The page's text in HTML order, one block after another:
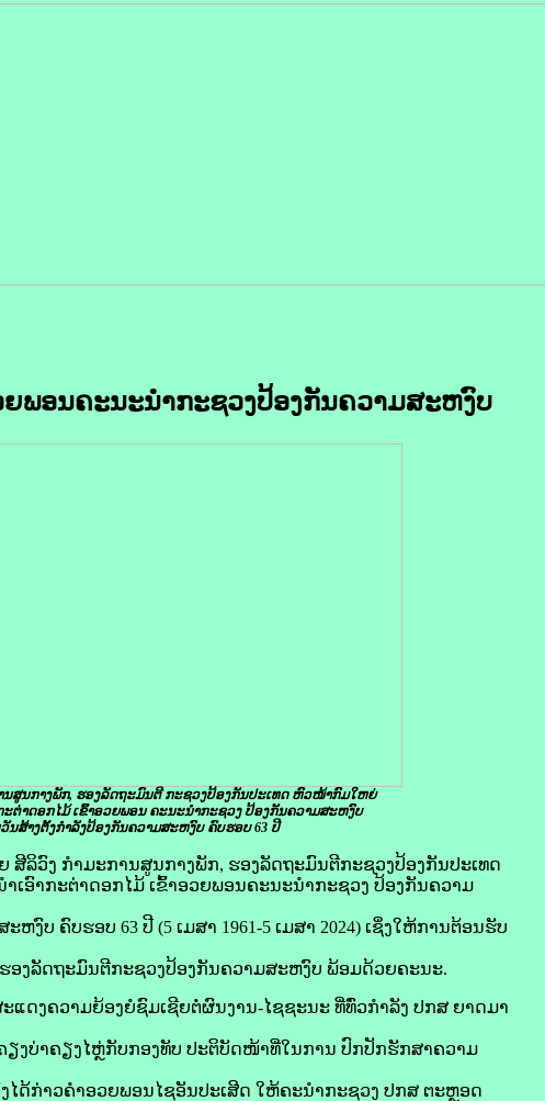
ພອນຄະນະນຳກະຊວງປ້ອງກັນຄວາມສະຫງົບ
ສູນກາງພັກ, ຮອງລັດຖະມົນຕີ ກະຊວງປ້ອງກັນປະເທດ ຫົວໜ້າກົມໃຫຍ່
ຕ່າດອກໄມ້ ເຂົ້າອວຍພອນ ຄະນະນໍາກະຊວງ ປ້ອງກັນຄວາມສະຫງົບ
ນສ້າງຕັ້ງກໍາລັງປ້ອງກັນຄວາມສະຫງົບ ຄົບຮອບ 63 ປີ
ສີລິວົງ ກຳມະການສູນກາງພັກ, ຮອງລັດຖະມົນຕີກະຊວງປ້ອງກັນປະເທດ
ອົາກະຕ່າດອກໄມ້ ເຂົ້າອວຍພອນຄະນະນໍາກະຊວງ ປ້ອງກັນຄວາມ
ງົບ ຄົບຮອບ 63 ປີ (5 ເມສາ 1961-5 ເມສາ 2024) ເຊິ່ງໃຫ້ການຕ້ອນຮັບ
ອງລັດຖະມົນຕີກະຊວງປ້ອງກັນຄວາມສະຫງົບ ພ້ອມດ້ວຍຄະນະ.
ດງຄວາມຍ້ອງຍໍຊົມເຊີຍຕໍ່ຜົນງານ-ໄຊຊະນະ ທີ່ທົ່ວກໍາລັງ ປກສ ຍາດມາ
ຽງບ່າຄຽງໄຫຼ່ກັບກອງທັບ ປະຕິບັດໜ້າທີ່ໃນການ ປົກປັກຮັກສາຄວາມ
ດ້ກ່າວຄໍາອວຍພອນໄຊອັນປະເສີດ ໃຫ້ຄະນໍາກະຊວງ ປກສ ຕະຫຼອດ